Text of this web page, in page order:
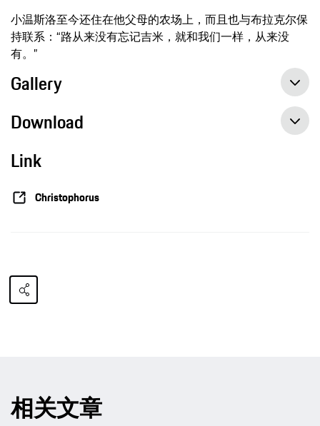
小温斯洛至今还住在他父母的农场上，而且也与布拉克尔保
持联系：“路从来没有忘记吉米，就和我们一样，从来没
有。”
Gallery
Download
Link
Christophorus
相关文章